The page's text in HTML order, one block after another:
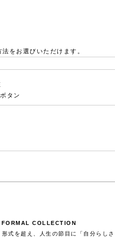
をお選びいただけます。
タン
COLLECTION
式を超え、人生の節目に「自分らし